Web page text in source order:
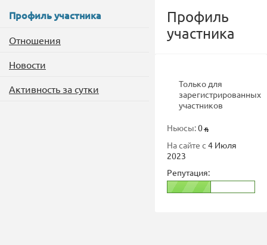
Профиль участника
Отношения
Новости
Активность за сутки
Профиль
участника
Только для
зарегистрированных
участников
Ньюсы:0
На сайте с 4 Июля
2023
Репутация: